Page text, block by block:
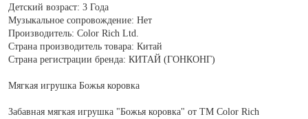
Детский возраст:3 Года
Музыкальное сопровождение:Нет
Производитель:Color Rich Ltd.
Страна производитель товара:Китай
Страна регистрации бренда:КИТАЙ (ГОНКОНГ)
Мягкая игрушка Божья коровка
Забавная мягкая игрушка "Божья коровка" от ТМ Color Rich